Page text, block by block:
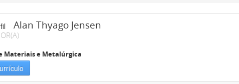
Alan Thyago Jensen
Materiais e Metalúrgica